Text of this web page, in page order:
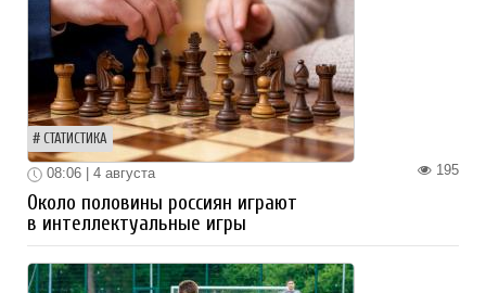
СТАТИСТИКА
195
08:06 | 4 августа
Около половины россиян играют
в интеллектуальные игры